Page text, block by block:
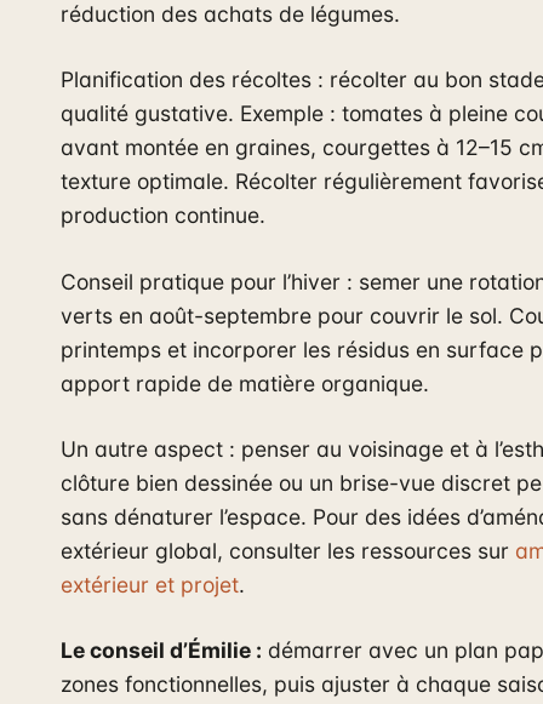
réduction des achats de légumes.
Planification des récoltes : récolter au bon
qualité gustative. Exemple : tomates à pleine
avant montée en graines, courgettes à 12–15
texture optimale. Récolter régulièrement
production continue.
Conseil pratique pour l’hiver : semer une
verts en août-septembre pour couvrir le sol.
printemps et incorporer les résidus en surface
apport rapide de matière organique.
Un autre aspect : penser au voisinage et à
clôture bien dessinée ou un brise-vue discret
sans dénaturer l’espace. Pour des idées
extérieur global, consulter les ressources sur
extérieur et projet.
Le conseil d’Émilie : démarrer avec un plan
zones fonctionnelles, puis ajuster à chaque